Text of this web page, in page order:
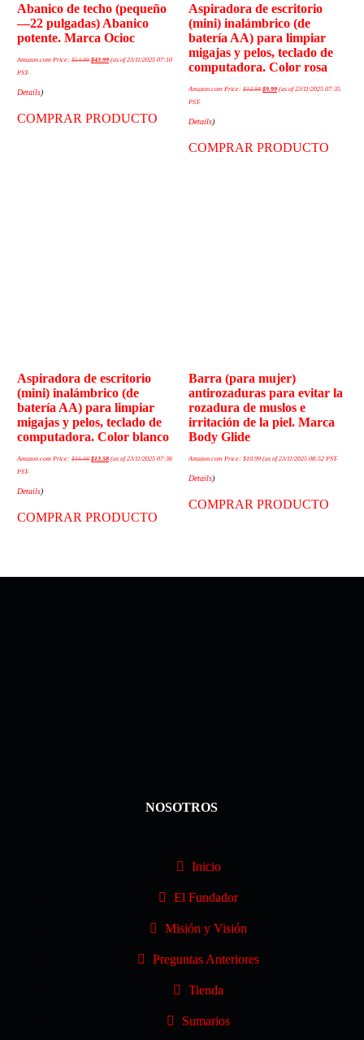
Abanico de techo (pequeño
—22 pulgadas) Abanico
potente. Marca Ocioc
Amazon.com Price:$54.99 $43.99 (as of 23/11/2025 07:10
PST-
Details)
COMPRAR PRODUCTO
Aspiradora de escritorio
(mini) inalámbrico (de
batería AA) para limpiar
migajas y pelos, teclado de
computadora. Color rosa
Amazon.com Price:$12.98 $9.99 (as of 23/11/2025 07:35
PST-
Details)
COMPRAR PRODUCTO
Aspiradora de escritorio
(mini) inalámbrico (de
batería AA) para limpiar
migajas y pelos, teclado de
computadora. Color blanco
Amazon.com Price:$16.98 $13.58 (as of 23/11/2025 07:36
PST-
Details)
COMPRAR PRODUCTO
Barra (para mujer)
antirozaduras para evitar la
rozadura de muslos e
irritación de la piel. Marca
Body Glide
Amazon.com Price:$10.99 (as of 23/11/2025 08:52 PST-
Details)
COMPRAR PRODUCTO
NOSOTROS
Inicio
El Fundador
Misión y Visión
Preguntas Anteriores
Tienda
Sumarios